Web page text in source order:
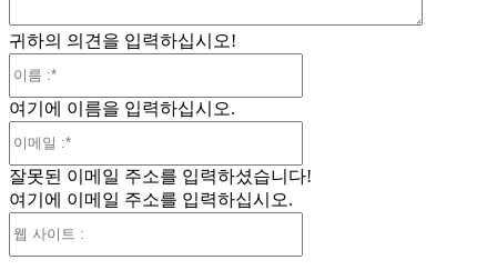
귀하의 의견을 입력하십시오!
여기에 이름을 입력하십시오.
일
잘못된 이메일 주소를 입력하셨습니다!
여기에 이메일 주소를 입력하십시오.